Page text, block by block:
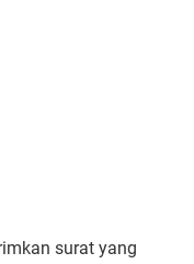
surat yang